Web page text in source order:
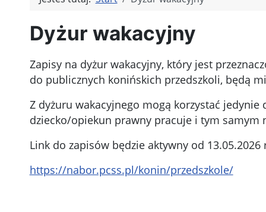
Dyżur wakacyjny
Zapisy na dyżur wakacyjny, który jest
do publicznych konińskich przedszkoli, będą
Z dyżuru wakacyjnego mogą korzystać
dziecko/opiekun prawny pracuje i tym
Link do zapisów będzie aktywny od 13.05.2026
https://nabor.pcss.pl/konin/przedszkole/